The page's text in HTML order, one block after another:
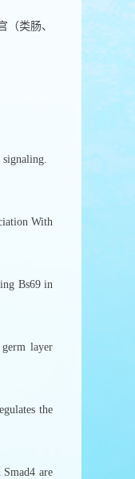
类肠、
With
Bs69 in
layer
the
are